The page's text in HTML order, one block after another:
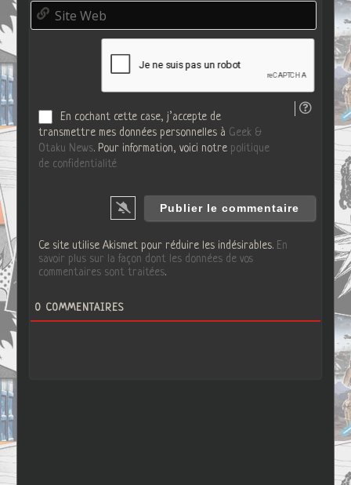
o
i
S
t
En cochant cette case, j’accepte de
transmettre mes données personnelles à Geek &
Otaku News. Pour information, voici notre politique
de confidentialité
Ce site utilise Akismet pour réduire les indésirables. En
savoir plus sur la façon dont les données de vos
commentaires sont traitées.
0 COMMENTAIRES